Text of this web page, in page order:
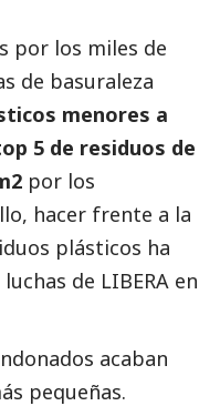
por los miles de
de basuraleza
menores a
5 de residuos de
por los
hacer frente a la
plásticos ha
de LIBERA en
acaban
pequeñas.